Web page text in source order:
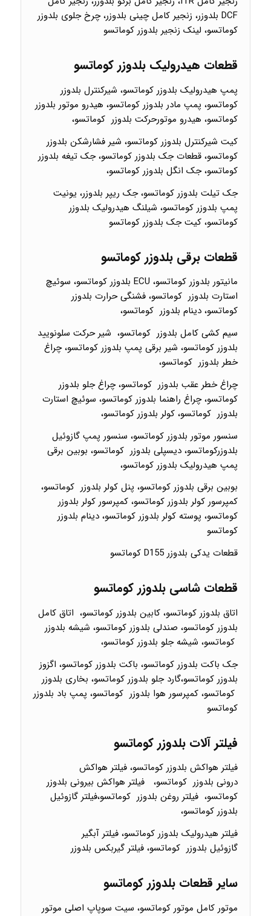
DCF بلدوزر، زنجیر کامل چینی بلدوزر، چرخ جلوی بلدوزر
کوماتسو، لینک زنجیر بلدوزر کوماتسو
قطعات هیدرولیک بلدوزر کوماتسو
پمپ هیدرولیک بلدوزر کوماتسو، شیرکنترل بلدوزر
کوماتسو، پمپ مادر بلدوزر کوماتسو، هیدرو موتور بلدوزر
کوماتسو، هیدرو موتورحرکت بلدوزر کوماتسو،
کیت شیرکنترل بلدوزر کوماتسو، شیر فشارشکن بلدوزر
کوماتسو، قطعات جک بلدوزر کوماتسو، جک تیغه بلدوزر
کوماتسو، جک انگل بلدوزر کوماتسو،
جک تیلت بلدوزر کوماتسو، جک ریپر بلدوزر، یونیت
پمپ بلدوزر کوماتسو، شیلنگ هیدرولیک بلدوزر
کوماتسو، کیت جک بلدوزر کوماتسو
قطعات برقی بلدوزر کوماتسو
مانیتور بلدوزر کوماتسو، ECU بلدوزر کوماتسو، سوئیچ
استارت بلدوزر کوماتسو، فشنگی حرارت بلدوزر
کوماتسو، دینام بلدوزر کوماتسو،
سیم کشی کامل بلدوزر کوماتسو، شیر حرکت سلونویید
بلدوزر کوماتسو، شیر برقی پمپ بلدوزر کوماتسو، چراغ
خطر بلدوزر کوماتسو،
چراغ خطر عقب بلدوزر کوماتسو، چراغ جلو بلدوزر
کوماتسو، چراغ راهنما بلدوزر کوماتسو، سوئیچ استارت
بلدوزر کوماتسو، کولر بلدوزر کوماتسو،
سنسور موتور بلدوزر کوماتسو، سنسور پمپ گازوئیل
بلدوزرکوماتسو، دیسپلی بلدوزر کوماتسو، بوبین برقی
پمپ هیدرولیک بلدوزر کوماتسو،
بوبین برقی بلدوزر کوماتسو، پنل کولر بلدوزر کوماتسو،
کمپرسور کولر بلدوزر کوماتسو، کمپرسور کولر بلدوزر
کوماتسو، پوسته کولر بلدوزر کوماتسو، دینام بلدوزر
کوماتسو
قطعات یدکی بلدوزر D155 کوماتسو
قطعات شاسی بلدوزر کوماتسو
اتاق بلدوزر کوماتسو، کابین بلدوزر کوماتسو، اتاق کامل
بلدوزر کوماتسو، صندلی بلدوزر کوماتسو، شیشه بلدوزر
کوماتسو، شیشه جلو بلدوزر کوماتسو،
جک باکت بلدوزر کوماتسو، باکت بلدوزر کوماتسو، اگزوز
بلدوزر کوماتسو،گارد جلو بلدوزر کوماتسو، بخاری بلدوزر
کوماتسو، کمپرسور هوا بلدوزر کوماتسو، پمپ باد بلدوزر
کوماتسو
فیلتر آلات بلدوزر کوماتسو
فیلتر هواکش بلدوزر کوماتسو، فیلتر هواکش
درونی بلدوزر کوماتسو، فیلتر هواکش بیرونی بلدوزر
کوماتسو، فیلتر روغن بلدوزر کوماتسو،فیلتر گازوئیل
بلدوزر کوماتسو،
فیلتر هیدرولیک بلدوزر کوماتسو، فیلتر آبگیر
گازوئیل بلدوزر کوماتسو، فیلتر گیربکس بلدوزر
سایر قطعات بلدوزر کوماتسو
موتور کامل موتور کوماتسو، سیت سوپاپ اصلی موتور